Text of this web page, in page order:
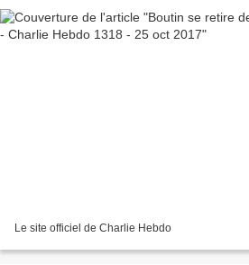
Le site officiel de Charlie Hebdo